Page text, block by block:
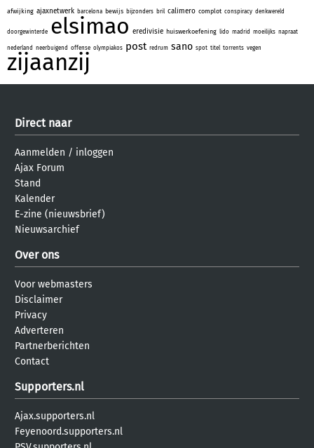
afwijking ajaxnetwerk barcelona bewijs bijzonders bril calimero complot conspiracy denkwereld
doorgewinterde elsimao eredivisie huiswerkoefening lido madrid moeilijks napraat
nederland neerbuigend offense olympiakos post redrum sano spot titel torrents vegen
zijaanzij
Direct naar
Aanmelden / inloggen
Ajax Forum
Stand
Kalender
E-zine (nieuwsbrief)
Nieuwsarchief
Over ons
Voor webmasters
Disclaimer
Privacy
Adverteren
Partnerberichten
Contact
Supporters.nl
Ajax.supporters.nl
Feyenoord.supporters.nl